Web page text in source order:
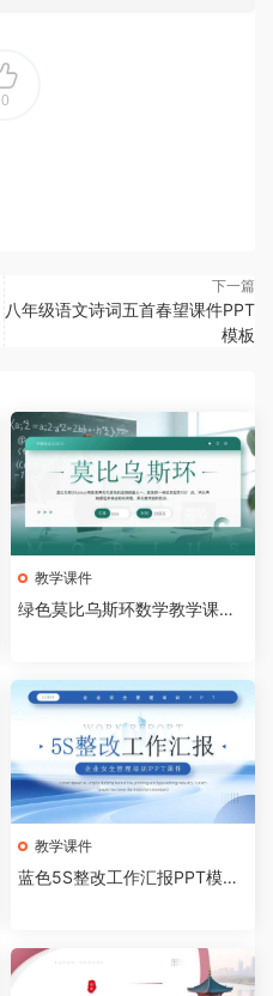
0
下一篇
八年级语文诗词五首春望课件PPT
模板
教学课件
绿色莫比乌斯环数学教学课件P
教学课件
蓝色5S整改工作汇报PPT模板